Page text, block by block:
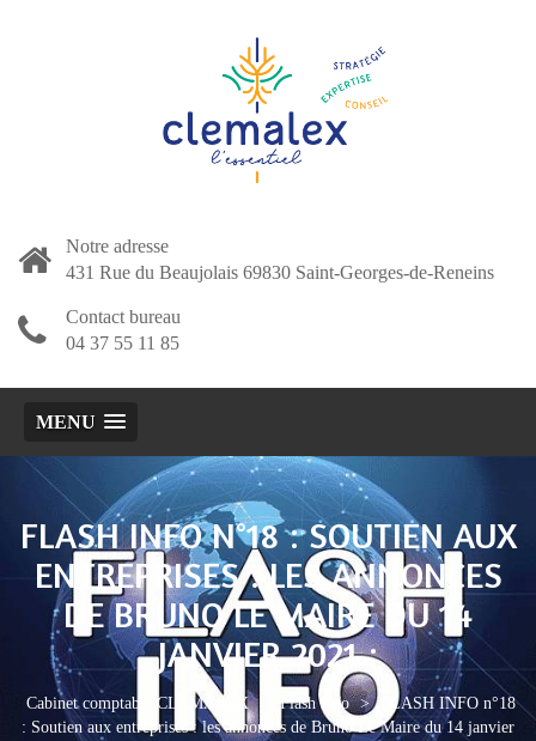
Notre adresse
431 Rue du Beaujolais 69830 Saint-Georges-de-Reneins
Contact bureau
04 37 55 11 85
MENU
FLASH INFO N°18 : SOUTIEN AUX
ENTREPRISES : LES ANNONCES
DE BRUNO LE MAIRE DU 14
JANVIER 2021 :
Cabinet comptable CLEMALEX > Flash Info >
FLASH INFO n°18
: Soutien aux entreprises : les annonces de Bruno Le Maire du 14 janvier